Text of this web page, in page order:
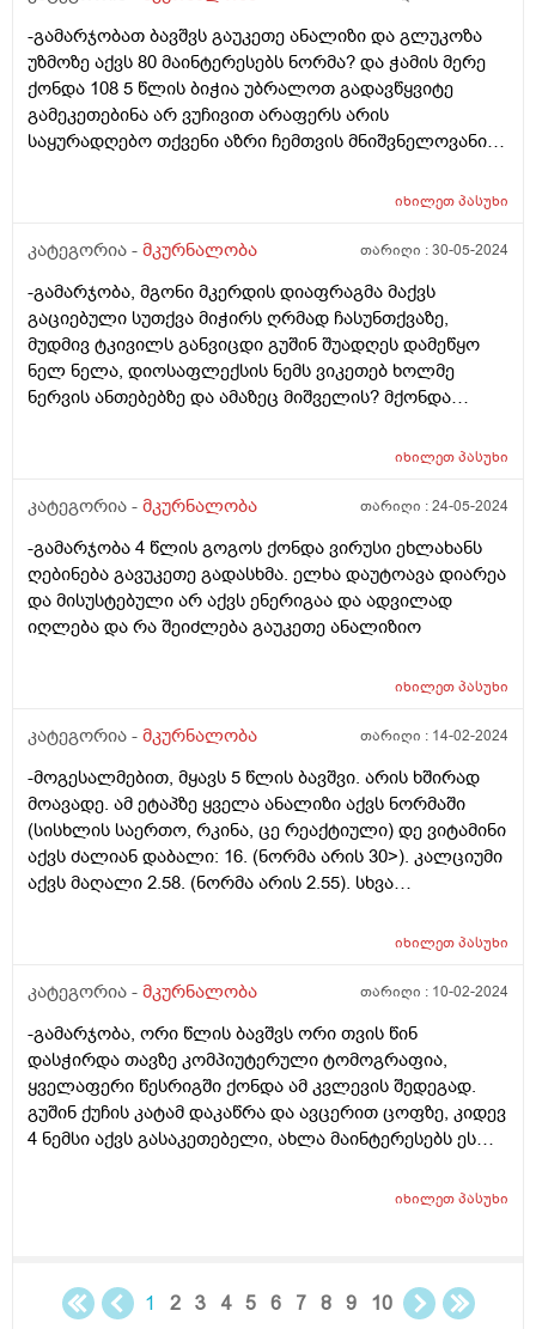
გადასაფარებლის გარეშეც ხომ გაიოფლებოდა?
მადლობა პასუხისათვის.
-გამარჯობათ ბავშვს გაუკეთე ანალიზი და გლუკოზა
უზმოზე აქვს 80 მაინტერესებს ნორმა? და ჭამის მერე
ქონდა 108 5 წლის ბიჭია უბრალოთ გადავწყვიტე
გამეკეთებინა არ ვუჩივით არაფერს არის
საყურადღებო თქვენი აზრი ჩემთვის მნიშვნელოვანია
იხილეთპასუხი
კატეგორია - მკურნალობა თარიღი :30-05-2024
-გამარჯობა, მგონი მკერდის დიაფრაგმა მაქვს
გაციებული სუთქვა მიჭირს ღრმად ჩასუნთქვაზე,
მუდმივ ტკივილს განვიცდი გუშინ შუადღეს დამეწყო
ნელ ნელა, დიოსაფლექსის ნემს ვიკეთებ ხოლმე
ნერვის ანთებებზე და ამაზეც მიშველის? მქონდა
იხილეთპასუხი
კატეგორია - მკურნალობა თარიღი :24-05-2024
-გამარჯობა 4 წლის გოგოს ქონდა ვირუსი ეხლახანს
ღებინება გავუკეთე გადასხმა. ელხა დაუტოავა დიარეა
და მისუსტებული არ აქვს ენერიგაა და ადვილად
იღლება და რა შეიძლება გაუკეთე ანალიზიო
იხილეთპასუხი
კატეგორია - მკურნალობა თარიღი : 14-02-2024
-მოგესალმებით, მყავს 5 წლის ბავშვი. არის ხშირად
მოავადე. ამ ეტაპზე ყველა ანალიზი აქვს ნორმაში
(სისხლის საერთო, რკინა, ცე რეაქტიული) დე ვიტამინი
აქვს ძალიან დაბალი: 16. (ნორმა არის 30>). კალციუმი
აქვს მაღალი 2.58. (ნორმა არის 2.55). სხვა
დაფიქსირდა კალციუმი. გთხოვთ დამამშვიდოდ, რომ
კალციუმის მომატება არ არის კარგი. ექიმთან ვერ
წინასწარ!
იხილეთპასუხი
კატეგორია - მკურნალობა თარიღი : 10-02-2024
-გამარჯობა, ორი წლის ბავშვს ორი თვის წინ
დასჭირდა თავზე კომპიუტერული ტომოგრაფია,
ყველაფერი წესრიგში ქონდა ამ კვლევის შედეგად.
გუშინ ქუჩის კატამ დაკაწრა და ავცერით ცოფზე, კიდევ
4 ნემსი აქვს გასაკეთებელი, ახლა მაინტერესებს ეს
კავშირში ხო არაა? ხო არ დაემატება ერთი მეორეს და
იხილეთპასუხი
1 2 3 4 5 6 7 8 9 10